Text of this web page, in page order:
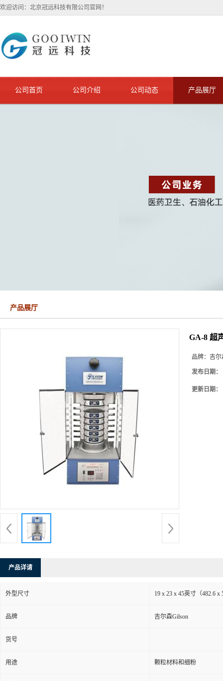
欢迎访问：北京冠远科技有限公司官网！
公司首页 公司介绍 公司动态 产品展厅
产品展厅
GA-8 超
品牌： 吉尔
发布日期：
更新日期：
产品详请
外型尺寸 19 x 23 x 45英寸（482.6 x
品牌 吉尔森Gilson
货号
用途 颗粒材料和细粉